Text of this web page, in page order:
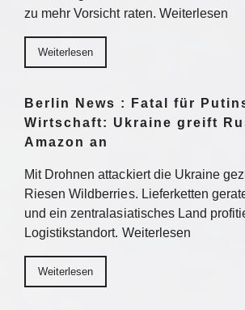
zu mehr Vorsicht raten. Weiterlesen
Weiterlesen
Berlin News : Fatal für
Wirtschaft: Ukraine greift
Amazon an
Mit Drohnen attackiert die Ukraine
Riesen Wildberries. Lieferketten
und ein zentralasiatisches Land
Logistikstandort. Weiterlesen
Weiterlesen